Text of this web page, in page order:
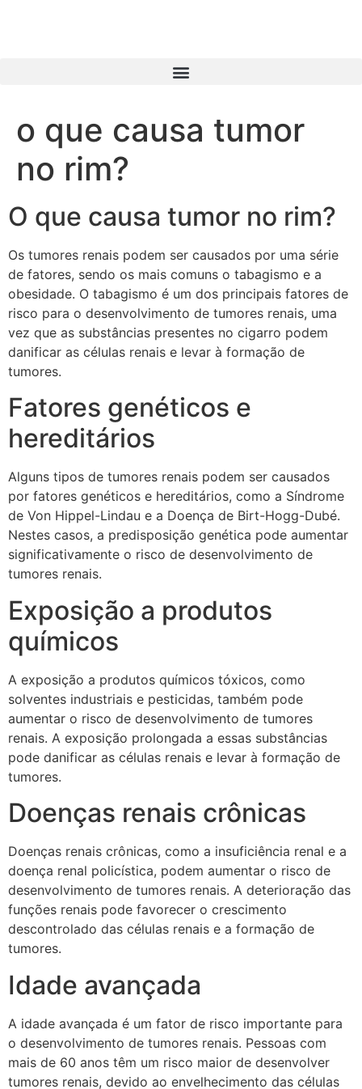
o que causa tumor
no rim?
O que causa tumor no rim?
Os tumores renais podem ser causados por uma série
de fatores, sendo os mais comuns o tabagismo e a
obesidade. O tabagismo é um dos principais fatores de
risco para o desenvolvimento de tumores renais, uma
vez que as substâncias presentes no cigarro podem
danificar as células renais e levar à formação de
tumores.
Fatores genéticos e
hereditários
Alguns tipos de tumores renais podem ser causados
por fatores genéticos e hereditários, como a Síndrome
de Von Hippel-Lindau e a Doença de Birt-Hogg-Dubé.
Nestes casos, a predisposição genética pode aumentar
significativamente o risco de desenvolvimento de
tumores renais.
Exposição a produtos
químicos
A exposição a produtos químicos tóxicos, como
solventes industriais e pesticidas, também pode
aumentar o risco de desenvolvimento de tumores
renais. A exposição prolongada a essas substâncias
pode danificar as células renais e levar à formação de
tumores.
Doenças renais crônicas
Doenças renais crônicas, como a insuficiência renal e a
doença renal policística, podem aumentar o risco de
desenvolvimento de tumores renais. A deterioração das
funções renais pode favorecer o crescimento
descontrolado das células renais e a formação de
tumores.
Idade avançada
A idade avançada é um fator de risco importante para
o desenvolvimento de tumores renais. Pessoas com
mais de 60 anos têm um risco maior de desenvolver
tumores renais, devido ao envelhecimento das células